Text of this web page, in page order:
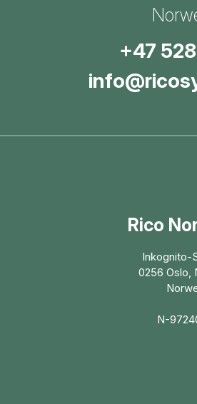
+47
Rico
Inkognito-
0256 Oslo,
N-